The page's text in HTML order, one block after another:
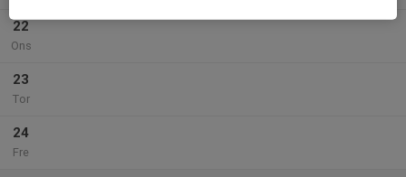
22
Ons
23
Tor
24
Fre